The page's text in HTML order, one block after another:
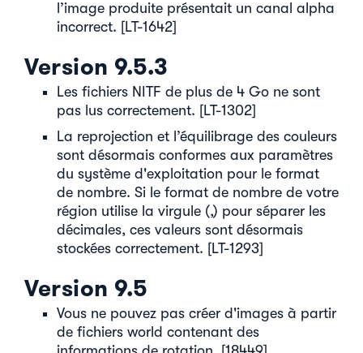
l’image produite présentait un canal alpha
incorrect. [LT-1642]
Version 9.5.3
Les fichiers NITF de plus de 4 Go ne sont
pas lus correctement. [LT-1302]
La reprojection et l’équilibrage des couleurs
sont désormais conformes aux paramètres
du système d'exploitation pour le format
de nombre. Si le format de nombre de votre
région utilise la virgule (,) pour séparer les
décimales, ces valeurs sont désormais
stockées correctement. [LT-1293]
Version 9.5
Vous ne pouvez pas créer d'images à partir
de fichiers world contenant des